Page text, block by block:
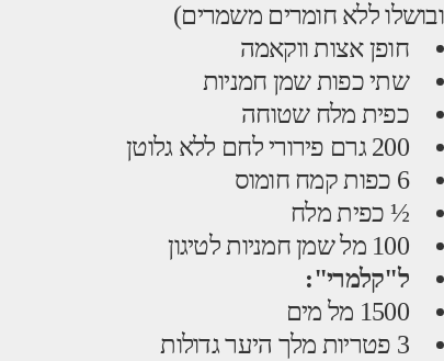
ובושלו ללא חומרים משמרים)
חופן אצות ווקאמה
שתי כפות שמן חמניות
כפית מלח שטוחה
200 גרם פירורי לחם ללא גלוטן
6 כפות קמח חומוס
½ כפית מלח
100 מל שמן חמניות לטיגון
ל"קלמרי":
1500 מל מים
3 פטריות מלך היער גדולות